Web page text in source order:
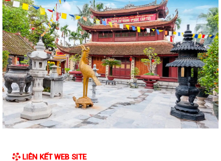
Đề nghị hỗ trợ giới thiệu nguồn hiện vật và kết nối thân nhân liệt sĩ, cựu
chiến binh phục vụ cuộc...
Quyết định về việc phê duyệt giá đất cụ thể; phương án bồi thường bồi
thường, hỗ trợ, tái định cư...
Quyết định về việc thu hồi đất để thực hiện Dự án đầu tư xây dựng cơ
sở hạ tầng khu tái định cư tại...
Quyết định về việc thu hồi đất để thực hiện Dự án đầu tư xây dựng cơ
sở hạ tầng khu tái định cư tại...
Quyết định về việc thu hồi đất để thực hiện Dự án đầu tư xây dựng cơ
Thông báo tuyển dụng người lao động đi làm việc tại Đài Loan theo
LIÊN KẾT WEB SITE